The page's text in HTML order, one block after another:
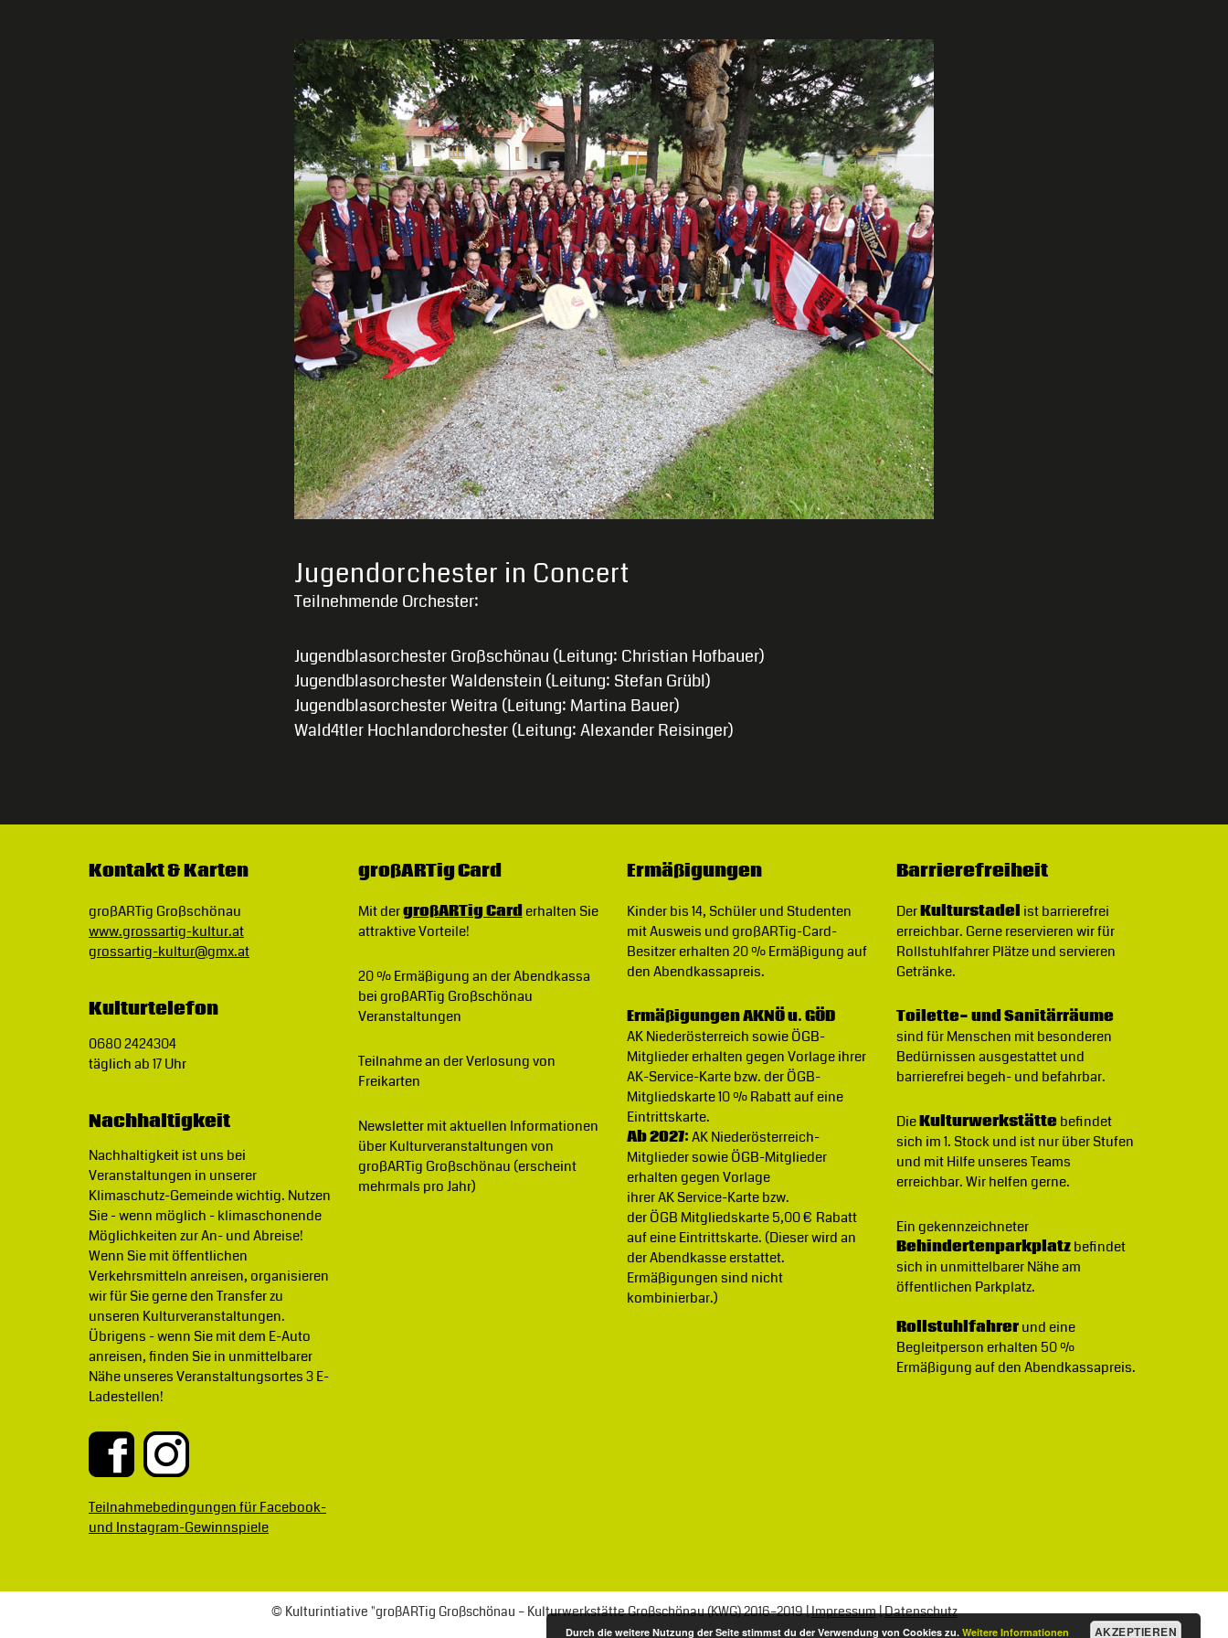
Jugendorchester in Concert
Teilnehmende Orchester:
Jugendblasorchester Großschönau (Leitung: Christian Hofbauer)
Jugendblasorchester Waldenstein (Leitung: Stefan Grübl)
Jugendblasorchester Weitra (Leitung: Martina Bauer)
Wald4tler Hochlandorchester (Leitung: Alexander Reisinger)
Kontakt & Karten
großARTig Großschönau
www.grossartig-kultur.at
grossartig-kultur@gmx.at
Kulturtelefon
0680 2424304
täglich ab 17 Uhr
Nachhaltigkeit
Nachhaltigkeit ist uns bei
Veranstaltungen in unserer
Klimaschutz-Gemeinde wichtig. Nutzen
Sie - wenn möglich - klimaschonende
Möglichkeiten zur An- und Abreise!
Wenn Sie mit öffentlichen
Verkehrsmitteln anreisen, organisieren
wir für Sie gerne den Transfer zu
unseren Kulturveranstaltungen.
Übrigens - wenn Sie mit dem E-Auto
anreisen, finden Sie in unmittelbarer
Nähe unseres Veranstaltungsortes 3 E-
Ladestellen!
Teilnahmebedingungen für Facebook-
und Instagram-Gewinnspiele
großARTig Card
Mit dergroßARTig Carderhalten Sie
attraktive Vorteile!
20 % Ermäßigungan der Abendkassa
bei großARTig Großschönau
Veranstaltungen
Teilnahme an der Verlosung von
Freikarten
Newslettermit aktuellen Informationen
über Kulturveranstaltungen von
großARTig Großschönau (erscheint
mehrmals pro Jahr)
Ermäßigungen
Kinder bis 14, Schüler und Studenten
mit Ausweis und großARTig-Card-
Besitzer erhalten 20 % Ermäßigung auf
den Abendkassapreis.
Ermäßigungen AKNÖ u. GÖD
AK Niederösterreich sowie ÖGB-
Mitglieder erhalten gegen Vorlage ihrer
AK-Service-Karte bzw. der ÖGB-
Mitgliedskarte 10 % Rabatt auf eine
Eintrittskarte.
Ab 2027:AK Niederösterreich-
Mitglieder sowie ÖGB-Mitglieder
erhalten gegen Vorlage
ihrer AK Service-Karte bzw.
der ÖGB Mitgliedskarte 5,00 € Rabatt
auf eine Eintrittskarte. (Dieser wird an
der Abendkasse erstattet.
Ermäßigungen sind nicht
kombinierbar.)
Barrierefreiheit
DerKulturstadel ist barrierefrei
erreichbar. Gerne reservieren wir für
Rollstuhlfahrer Plätze und servieren
Getränke.
Toilette- und Sanitärräume
sind für Menschen mit besonderen
Bedürnissen ausgestattet und
barrierefrei begeh- und befahrbar.
DieKulturwerkstättebefindet
sich im 1. Stock und ist nur über Stufen
und mit Hilfe unseres Teams
erreichbar. Wir helfen gerne.
Ein gekennzeichneter
Behindertenparkplatzbefindet
sich in unmittelbarer Nähe am
öffentlichen Parkplatz.
Rollstuhlfahrerund eine
Begleitperson erhalten 50 %
Ermäßigung auf den Abendkassapreis.
© Kulturintiative "großARTig Großschönau – Kulturwerkstätte Großschönau (KWG) 2016–2019 |Impressum|Datenschutz
Durch die weitere Nutzung der Seite stimmst du der Verwendung von Cookies zu. Weitere Informationen AKZEPTIEREN